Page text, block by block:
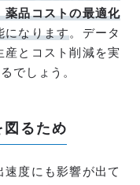
薬品コストの最適化
になります。データ
産とコスト削減を実
でしょう。
図るため
度にも影響が出て